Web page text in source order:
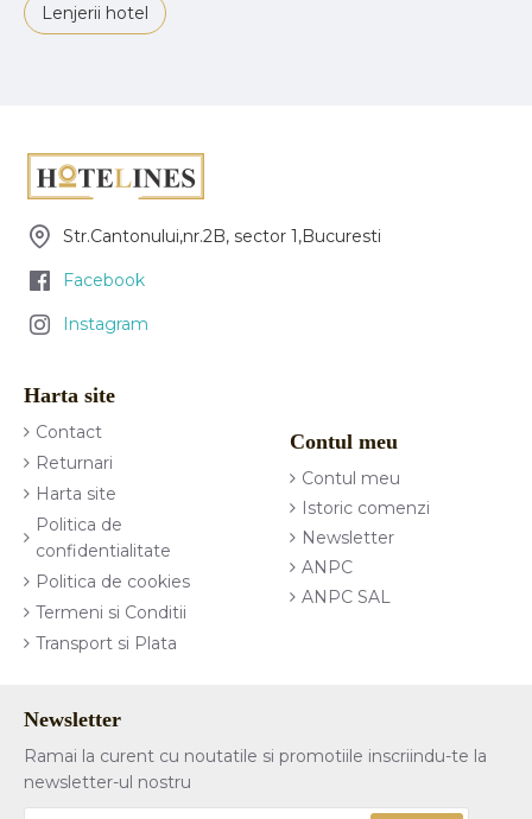
Lenjerii hotel
Str.Cantonului,nr.2B, sector 1,Bucuresti
Facebook
Instagram
Harta site
Contact
Returnari
Harta site
Politica de
confidentialitate
Politica de cookies
Termeni si Conditii
Transport si Plata
Contul meu
Contul meu
Istoric comenzi
Newsletter
ANPC
ANPC SAL
Newsletter
Ramai la curent cu noutatile si promotiile inscriindu-te la
newsletter-ul nostru